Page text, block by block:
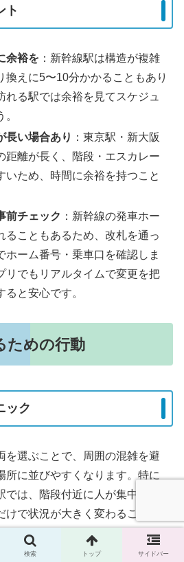
ト
余裕を ：新幹線駅は構造が複雑
換えに5〜10分かかることもあり
れる駅では余裕を見てスケジュ
長い場合あり ：東京駅・新大阪
距離が長く、階段・エスカレー
いため、時間に余裕を持つこと
前チェック ：新幹線の発車ホー
ることもあるため、改札を通っ
ホーム番号・乗車口を確認しま
リでもリアルタイムで変更を把
と安心です。
ための行動
ック
を選ぶことで、周囲の混雑を避
所に並びやすくなります。特に
では、階段付近に人が集中する
けで状況が大きく変わることも
座れる確率UP。乗車後すぐに席
検索 トップ サイドバー